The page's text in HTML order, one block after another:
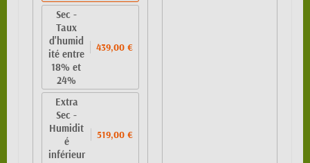
Sec -
Taux
d'humid
ité entre
18% et
24%
439,00 €
Extra
Sec -
Humidit
é
inférieur
519,00 €